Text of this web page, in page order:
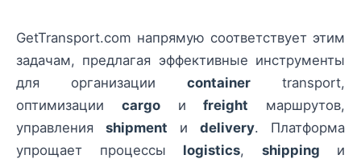
GetTransport.com напрямую соответствует этим
задачам, предлагая эффективные инструменты
для организации container transport,
оптимизации cargoиfreight маршрутов,
управления shipment и delivery. Платформа
упрощает процессы logistics, shipping и